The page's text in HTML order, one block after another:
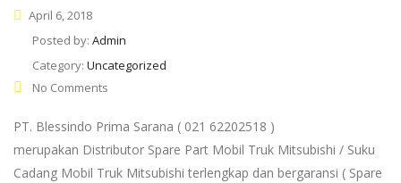
April 6, 2018
Posted by: Admin
Category: Uncategorized
No Comments
PT. Blessindo Prima Sarana ( 021 62202518 )
merupakan Distributor Spare Part Mobil Truk Mitsubishi / Suku
Cadang Mobil Truk Mitsubishi terlengkap dan bergaransi ( Spare